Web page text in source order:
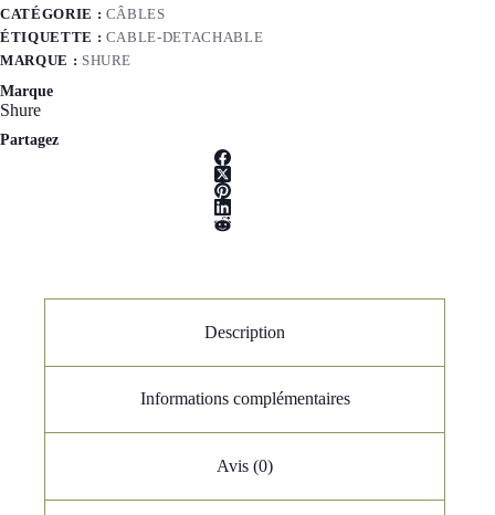
CATÉGORIE : CÂBLES
ÉTIQUETTE : CABLE-DETACHABLE
MARQUE : SHURE
Marque
Shure
Partagez
Description
Informations complémentaires
Avis (0)